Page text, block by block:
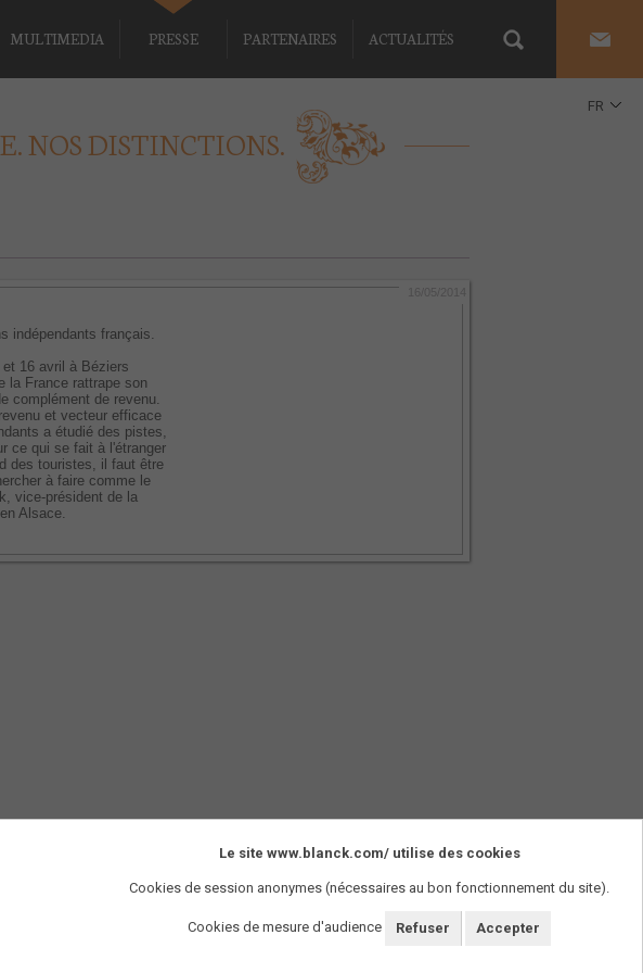
MULTIMEDIA PRESSE PARTENAIRES ACTUALITÉS
FR
NOS DISTINCTIONS.
indépendants français.
16 avril à Béziers
la France rattrape son
complément de revenu.
et vecteur efficace
a étudié des pistes,
ce qui se fait à l'étranger
des touristes, il faut être
à faire comme le
vice-président de la
Alsace.
16/05/2014
SUIVEZ-NOUS !
Le site www.blanck.com/ utilise des cookies
Cookies de session anonymes (nécessaires au bon fonctionnement du site).
Cookies de mesure d'audience Refuser Accepter